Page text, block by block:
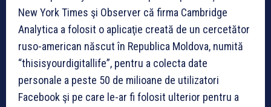
New York Times şi Observer că firma Cambridge
Analytica a folosit o aplicaţie creată de un cercetător
ruso-american născut în Republica Moldova, numită
“thisisyourdigitallife”, pentru a colecta date
personale a peste 50 de milioane de utilizatori
Facebook şi pe care le-ar fi folosit ulterior pentru a